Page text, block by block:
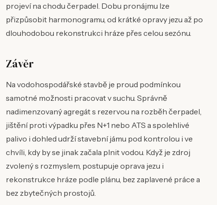
projeví na chodu čerpadel. Dobu pronájmu lze
přizpůsobit harmonogramu, od krátké opravy jezu až po
dlouhodobou rekonstrukci hráze přes celou sezónu.
Závěr
Na vodohospodářské stavbě je proud podmínkou
samotné možnosti pracovat v suchu. Správně
nadimenzovaný agregát s rezervou na rozběh čerpadel,
jištění proti výpadku přes N+1 nebo ATS a spolehlivé
palivo i dohled udrží stavební jámu pod kontrolou i ve
chvíli, kdy by se jinak začala plnit vodou. Když je zdroj
zvolený s rozmyslem, postupuje oprava jezu i
rekonstrukce hráze podle plánu, bez zaplavené práce a
bez zbytečných prostojů.